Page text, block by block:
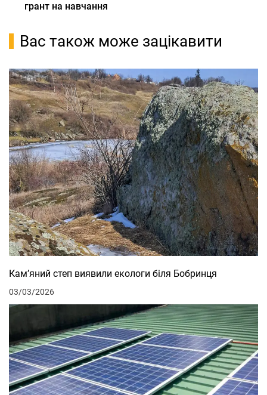
грант на навчання
Вас також може зацікавити
Кам’яний степ виявили екологи біля Бобринця
03/03/2026